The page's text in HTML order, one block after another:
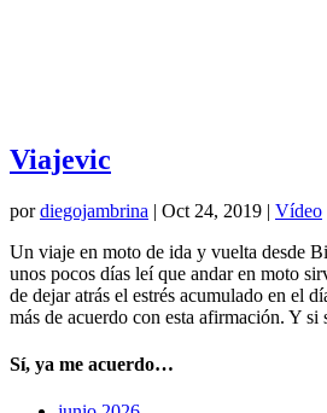
Viajevic
pordiegojambrina | Oct 24, 2019 | Vídeo
Un viaje en moto de ida y vuelta desde
unos pocos días leí que andar en moto
de dejar atrás el estrés acumulado en el
más de acuerdo con esta afirmación. Y si
Sí, ya me acuerdo…